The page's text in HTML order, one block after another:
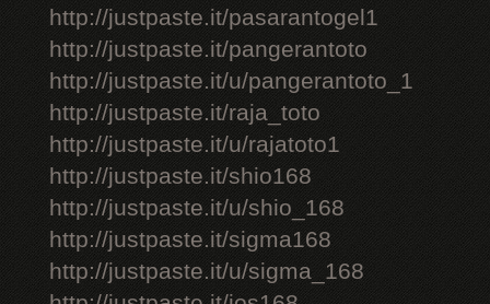
http://justpaste.it/pasarantogel1
http://justpaste.it/pangerantoto
http://justpaste.it/u/pangerantoto_1
http://justpaste.it/raja_toto
http://justpaste.it/u/rajatoto1
http://justpaste.it/shio168
http://justpaste.it/u/shio_168
http://justpaste.it/sigma168
http://justpaste.it/u/sigma_168